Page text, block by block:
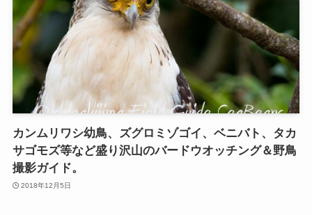
カンムリワシ幼鳥、ズグロミゾゴイ、ベニバト、タカ
サゴモズ等など盛り沢山のバードウオッチング＆野鳥
撮影ガイド。
2018年12月5日